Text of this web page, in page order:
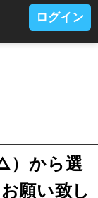
ログイン
）から選
願い致し